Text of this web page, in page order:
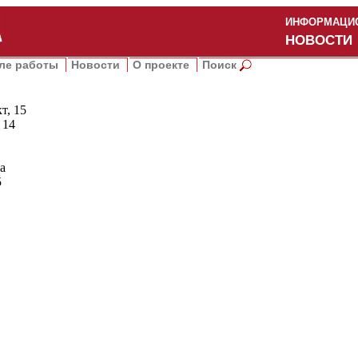
НОВОСТИ
работы Новости О проекте Поиск
15
14